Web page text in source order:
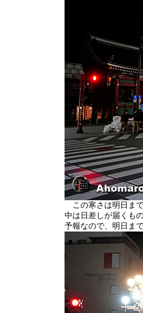
この寒さは明日ま
中は日差しが届くも
予報なので、明日ま